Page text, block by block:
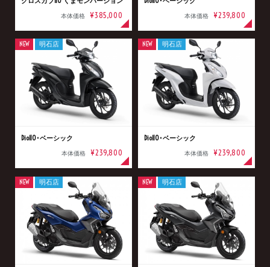
本体価格 ¥385,000 本体価格 ¥239,800
Dio110･ベーシック
本体価格 ¥239,800
NEW 明石店
Dio110･ベーシック
本体価格 ¥239,800
NEW 明石店
NEW 明石店 NEW 明石店